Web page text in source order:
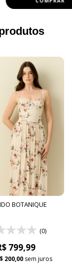
BOTANIQUE
(0)
799,99
200,00 sem juros